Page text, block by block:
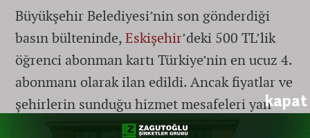
kapat
Büyükşehir Belediyesi’nin son gönderdiği
basın bülteninde,Eskişehir’deki 500 TL’lik
öğrenci abonman kartı Türkiye’nin en ucuz 4.
abonmanı olarak ilan edildi. Ancak fiyatlar ve
şehirlerin sunduğu hizmet mesafeleri yan
yana getirildiğinde ortaya çıkan tezat,